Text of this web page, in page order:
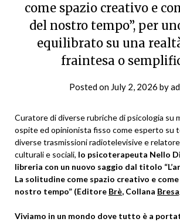
come spazio creativo e
del nostro tempo”, per
equilibrato su una
fraintesa o
Posted on July 2, 2026 by
Curatore di diverse rubriche di psicologia su
ospite ed opinionista fisso come esperto su
diverse trasmissioni radiotelevisive e
culturali e sociali, lo psicoterapeuta Nello
libreria con un nuovo saggio dal titolo
La solitudine come spazio creativo e
nostro tempo” (Editore Brè, Collana
Viviamo in un mondo dove tutto è a